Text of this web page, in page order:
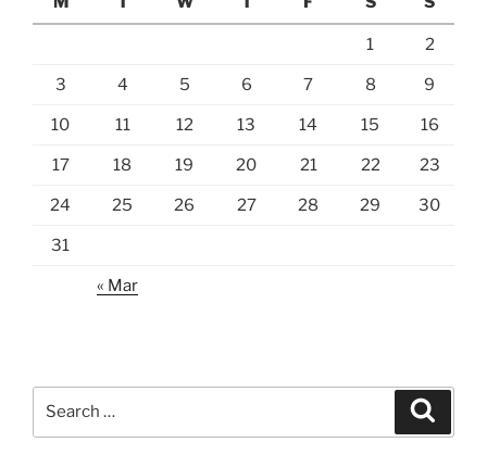
1 2
3 4 5 6 7 8 9
10 11 12 13 14 15 16
17 18 19 20 21 22 23
24 25 26 27 28 29 30
31
« Mar